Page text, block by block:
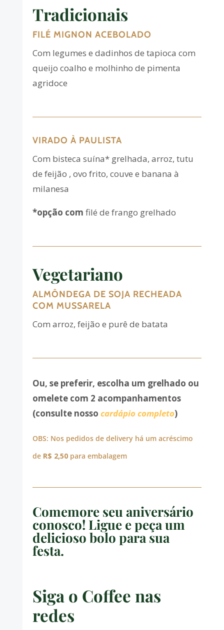
Tradicionais
FILÉ MIGNON ACEBOLADO
Com legumes e dadinhos de tapioca com
queijo coalho e molhinho de pimenta
agridoce
VIRADO À PAULISTA
Com bisteca suína* grelhada, arroz, tutu
de feijão , ovo frito, couve e banana à
milanesa
*opção com filé de frango grelhado
Vegetariano
ALMÔNDEGA DE SOJA RECHEADA
COM MUSSARELA
Com arroz, feijão e purê de batata
Ou, se preferir, escolha um grelhado ou
omelete com 2 acompanhamentos
(consulte nosso cardápio completo)
OBS: Nos pedidos de delivery há um acréscimo
de R$ 2,50para embalagem
Comemore seu aniversário
conosco! Ligue e peça um
delicioso bolo para sua
festa.
Siga o Coffee nas
redes